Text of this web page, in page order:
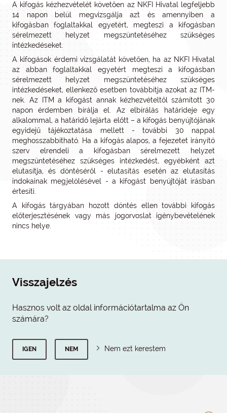
A kifogás kézhezvételét követően az NKFI Hivatal legfeljebb
14 napon belül megvizsgálja azt és amennyiben a
kifogásban foglaltakkal egyetért, megteszi a kifogásban
sérelmezett helyzet megszüntetéséhez szükséges
intézkedéseket.
A kifogások érdemi vizsgálatát követően, ha az NKFI Hivatal
az abban foglaltakkal egyetért megteszi a kifogásban
sérelmezett helyzet megszüntetéséhez szükséges
intézkedéseket, ellenkező esetben továbbítja azokat az ITM-
nek. Az ITM a kifogást annak kézhezvételtől számított 30
napon érdemben bírálja el. Az elbírálás határideje egy
alkalommal, a határidő lejárta előtt – a kifogás benyújtójának
egyidejű tájékoztatása mellett - további 30 nappal
meghosszabbítható. Ha a kifogás alapos, a fejezetet irányító
szerv elrendeli a kifogásban sérelmezett helyzet
megszüntetéséhez szükséges intézkedést, egyébként azt
elutasítja, és döntéséről - elutasítás esetén az elutasítás
indokainak megjelölésével - a kifogást benyújtóját írásban
értesíti.
A kifogás tárgyában hozott döntés ellen további kifogás
előterjesztésének vagy más jogorvoslat igénybevételének
nincs helye.
Visszajelzés
Hasznos volt az oldal információtartalma az Ön
számára?
IGEN NEM Nem ezt kerestem